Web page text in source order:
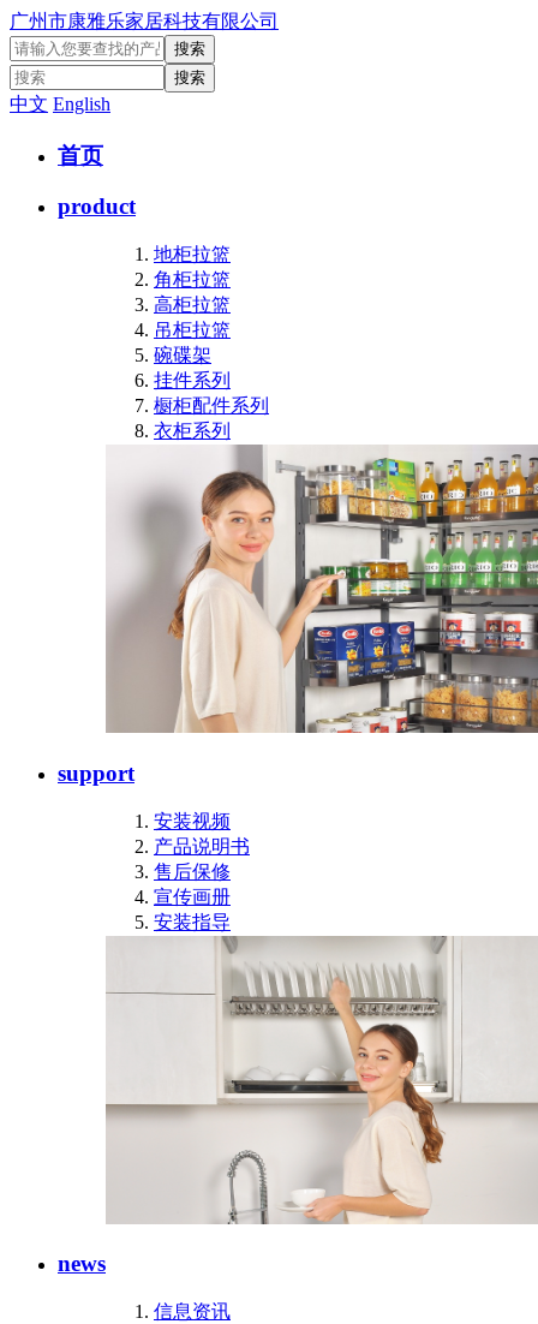
广州市康雅乐家居科技有限公司
中文 English
首页
product
地柜拉篮
角柜拉篮
高柜拉篮
吊柜拉篮
碗碟架
挂件系列
橱柜配件系列
衣柜系列
support
安装视频
产品说明书
售后保修
宣传画册
安装指导
news
信息资讯